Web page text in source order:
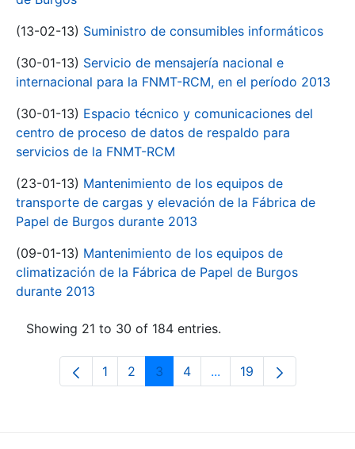
(13-02-13) Suministro de consumibles informáticos
(30-01-13) Servicio de mensajería nacional e
internacional para la FNMT-RCM, en el período 2013
(30-01-13) Espacio técnico y comunicaciones del
centro de proceso de datos de respaldo para
servicios de la FNMT-RCM
(23-01-13) Mantenimiento de los equipos de
transporte de cargas y elevación de la Fábrica de
Papel de Burgos durante 2013
(09-01-13) Mantenimiento de los equipos de
climatización de la Fábrica de Papel de Burgos
durante 2013
Showing 21 to 30 of 184 entries.
Page
1 Page
2 Page
3 Page
4 ...Intermediate Pages
Page
19